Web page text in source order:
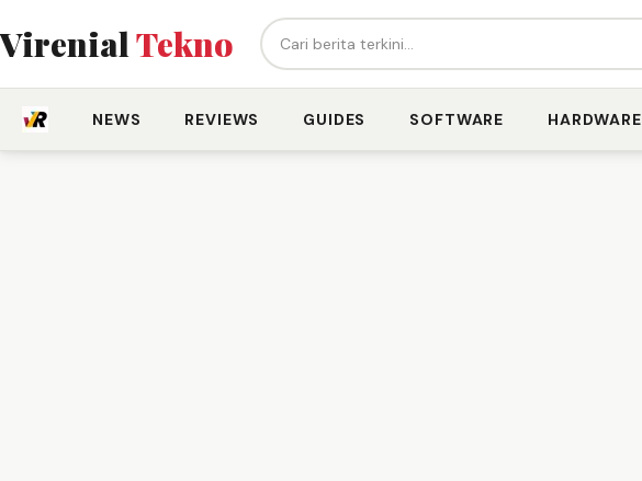
VirenialTekno Cari berita...
NEWS REVIEWS GUIDES SOFTWARE HARDWARE